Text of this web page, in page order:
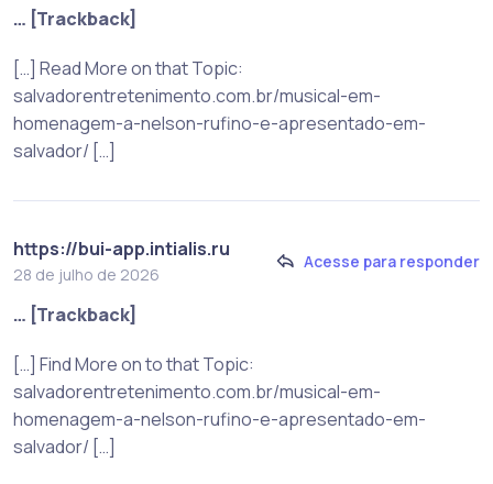
… [Trackback]
[…] Read More on that Topic:
salvadorentretenimento.com.br/musical-em-
homenagem-a-nelson-rufino-e-apresentado-em-
salvador/ […]
https://bui-app.intialis.ru
28 de julho de 2026
Acesse para responder
… [Trackback]
[…] Find More on to that Topic:
salvadorentretenimento.com.br/musical-em-
homenagem-a-nelson-rufino-e-apresentado-em-
salvador/ […]